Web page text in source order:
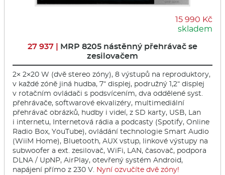
15 990 Kč
skladem
27 937 | MRP 8205 nástěnný přehrávač se
zesilovačem
2× 2×20 W (dvě stereo zóny), 8 výstupů na reproduktory,
v každé zóně jiná hudba, 7“ displej, podružný 1,2“ displej
v rotačním ovládači s podsvícením, dva oddělené syst.
přehrávače, softwarové ekvalizéry, multimediální
přehrávač obrázků, hudby i videí, z SD karty, USB, Lan
i internetu, Internetová rádia a podcasty (Spotify, Online
Radio Box, YouTube), ovládání technologie Smart Audio
(WiiM Home), Bluetooth, AUX vstup, linkové výstupy na
subwoofer a ext. zesilovač, WiFi, LAN, časovač, podpora
DLNA / UpNP, AirPlay, otevřený systém Android,
napájení přímo z 230 V. Nyní ozvučíte dvě zóny!